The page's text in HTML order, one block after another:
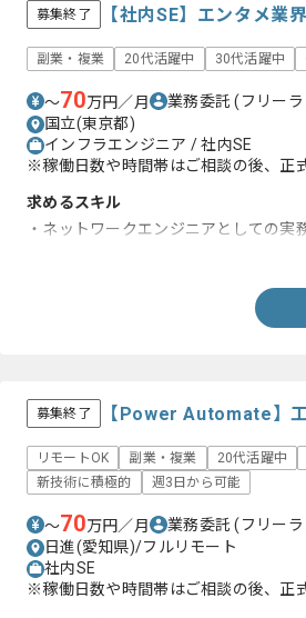
募集終了 【社内SE】エンタメ業
副業・複業 20代活躍中 30代活躍中
〜70万円／月 業務委託(フリーラ
国立(東京都)
インフラエンジニア / 社内SE
※稼働日数や時間帯はご相談の後、正
求めるスキル
・ネットワークエンジニアとしての実
募集終了 【Power Automate】
リモートOK 副業・複業 20代活躍中
新技術に積極的
週3日から可能
〜70万円／月 業務委託(フリーラ
日進(愛知県)/フルリモート
社内SE
※稼働日数や時間帯はご相談の後、正